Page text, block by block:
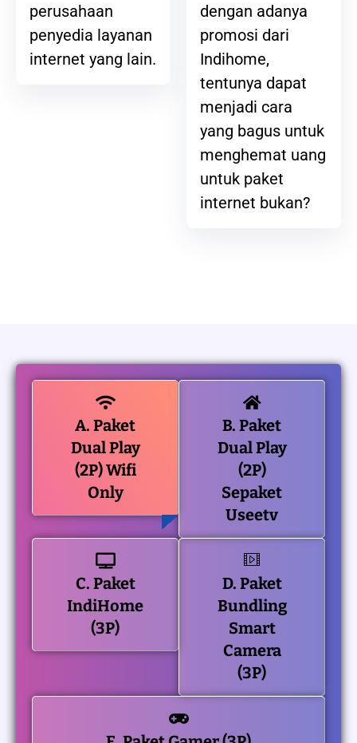
perusahaan
penyedia layanan
internet yang lain.
dengan adanya
promosi dari
Indihome,
tentunya dapat
menjadi cara
yang bagus untuk
menghemat uang
untuk paket
internet bukan?
A. Paket
Dual Play
(2P) Wifi
Only
B. Paket
Dual Play
(2P)
Sepaket
Useetv
C. Paket
IndiHome
(3P)
D. Paket
Bundling
Smart
Camera
(3P)